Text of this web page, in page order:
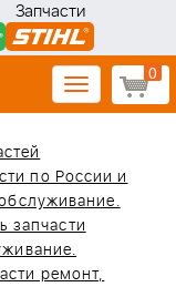
Запчасти
0
Toggle
navigation
по России и
запчасти
ремонт,